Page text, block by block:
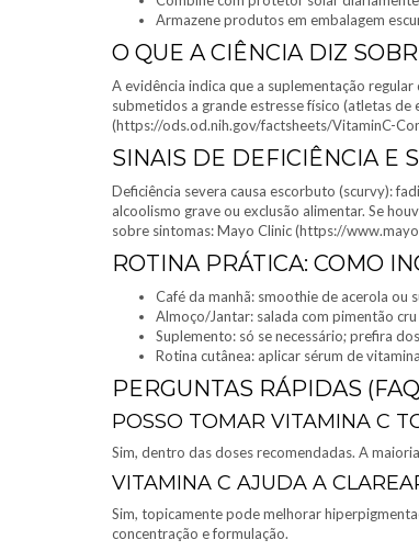
Armazene produtos em embalagem
O QUE A CIÊNCIA DIZ
A evidência indica que a suplementação
submetidos a grande estresse físico (atletas de
(https://ods.od.nih.gov/factsheets/VitaminC-
SINAIS DE DEFICIÊNCIA E
Deficiência severa causa escorbuto (scurvy):
alcoolismo grave ou exclusão alimentar. Se
sobre sintomas: Mayo Clinic (https://
ROTINA PRÁTICA: COMO
Café da manhã: smoothie de acerola ou
Almoço/Jantar: salada com pimentão
Suplemento: só se necessário; prefira
Rotina cutânea: aplicar sérum de
PERGUNTAS RÁPIDAS
POSSO TOMAR VITAMINA C
Sim, dentro das doses recomendadas. A
VITAMINA C AJUDA A
Sim, topicamente pode melhorar
concentração e formulação.